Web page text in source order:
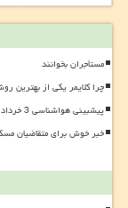
مستأجران بخوانند
چرا کلایمر یکی از بهترین
پیشبینی هواشناسی 3 خرداد رگبار و باد شدید تا روز سه شنبه ادامه دارد
خبر خوش برای متقاضیان